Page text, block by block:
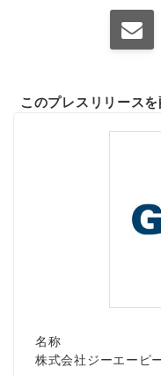
このプレスリリース
名称
株式会社ジーエーピ